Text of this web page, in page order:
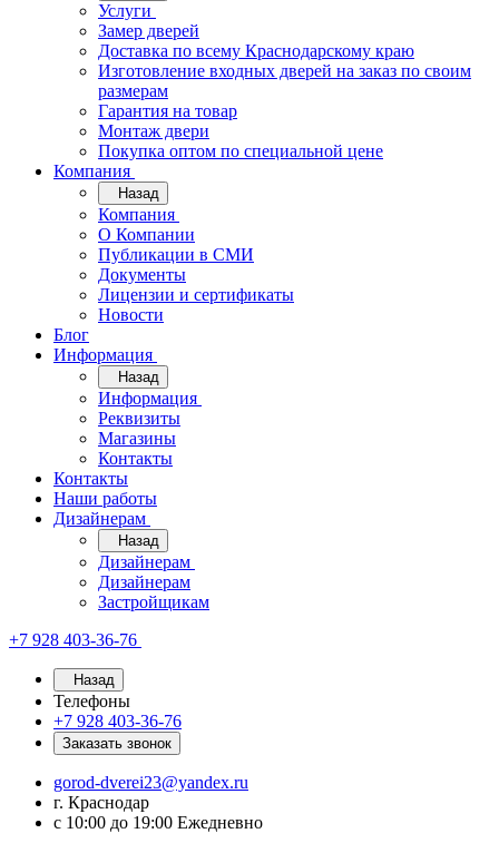
Услуги
Замер дверей
Доставка по всему Краснодарскому краю
Изготовление входных дверей на заказ по своим
размерам
Гарантия на товар
Монтаж двери
Покупка оптом по специальной цене
Компания
Назад
Компания
О Компании
Публикации в СМИ
Документы
Лицензии и сертификаты
Новости
Блог
Информация
Назад
Информация
Реквизиты
Магазины
Контакты
Контакты
Наши работы
Дизайнерам
Назад
Дизайнерам
Дизайнерам
Застройщикам
+7 928 403-36-76
Назад
Телефоны
+7 928 403-36-76
Заказать звонок
gorod-dverei23@yandex.ru
г. Краснодар
с 10:00 до 19:00 Ежедневно